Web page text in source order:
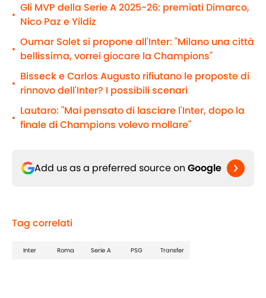
•
Gli MVP della Serie A 2025-26: premiati Dimarco,
Nico Paz e Yildiz
•
Oumar Solet si propone all'Inter: "Milano una città
bellissima, vorrei giocare la Champions"
•
Bisseck e Carlos Augusto rifiutano le proposte di
rinnovo dell'Inter? I possibili scenari
•
Lautaro: "Mai pensato di lasciare l'Inter, dopo la
finale di Champions volevo mollare"
Add us as a preferred source on Google
Tag correlati
Inter Roma Serie A PSG Transfer